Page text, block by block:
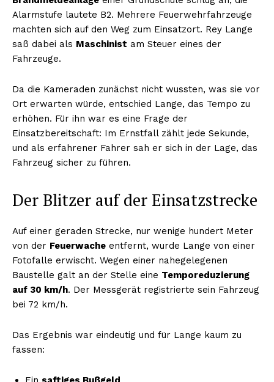
Alarmstufe lautete B2. Mehrere Feuerwehrfahrzeuge
machten sich auf den Weg zum Einsatzort. Rey Lange
saß dabei als Maschinist am Steuer eines der
Fahrzeuge.
Da die Kameraden zunächst nicht wussten, was sie vor
Ort erwarten würde, entschied Lange, das Tempo zu
erhöhen. Für ihn war es eine Frage der
Einsatzbereitschaft: Im Ernstfall zählt jede Sekunde,
und als erfahrener Fahrer sah er sich in der Lage, das
Fahrzeug sicher zu führen.
Der Blitzer auf der Einsatzstrecke
Auf einer geraden Strecke, nur wenige hundert Meter
von der Feuerwache entfernt, wurde Lange von einer
Fotofalle erwischt. Wegen einer nahegelegenen
Baustelle galt an der Stelle eine Temporeduzierung
auf 30 km/h. Der Messgerät registrierte sein Fahrzeug
bei 72 km/h.
Das Ergebnis war eindeutig und für Lange kaum zu
fassen: